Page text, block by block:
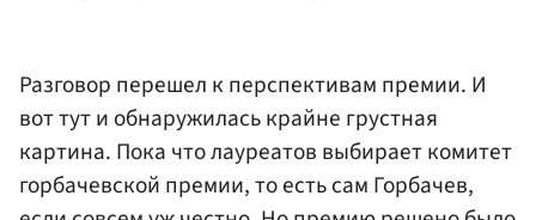
Разговор перешел к перспективам премии. И
вот тут и обнаружилась крайне грустная
картина. Пока что лауреатов выбирает комитет
горбачевской премии, то есть сам Горбачев,